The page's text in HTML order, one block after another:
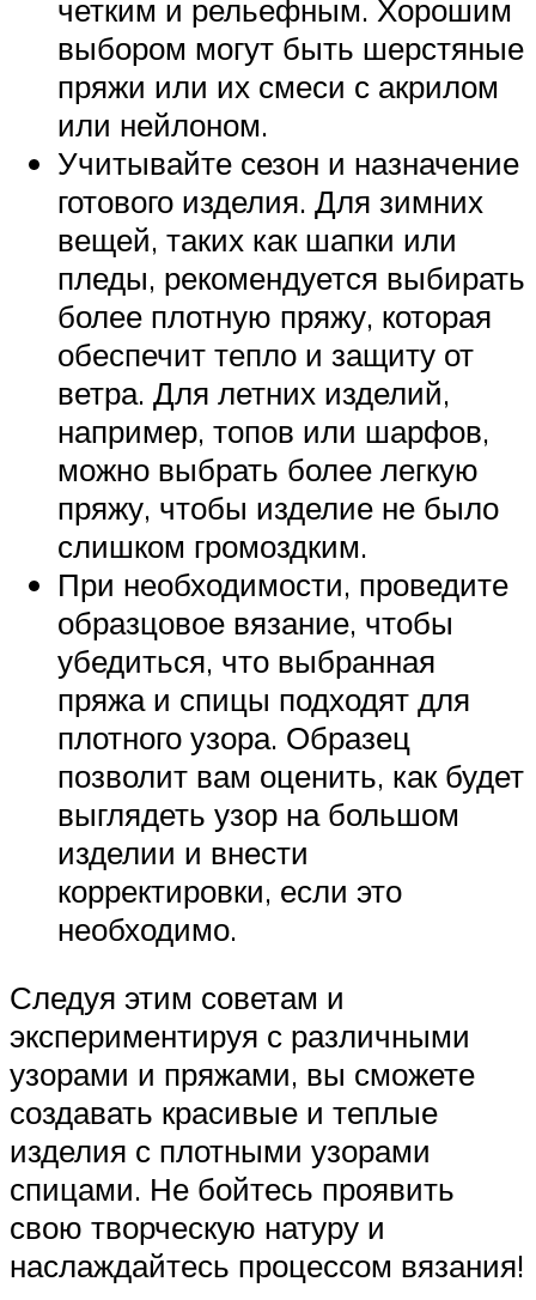
четким и рельефным. Хорошим
выбором могут быть шерстяные
пряжи или их смеси с акрилом
или нейлоном.
Учитывайте сезон и назначение
готового изделия. Для зимних
вещей, таких как шапки или
пледы, рекомендуется выбирать
более плотную пряжу, которая
обеспечит тепло и защиту от
ветра. Для летних изделий,
например, топов или шарфов,
можно выбрать более легкую
пряжу, чтобы изделие не было
слишком громоздким.
При необходимости, проведите
образцовое вязание, чтобы
убедиться, что выбранная
пряжа и спицы подходят для
плотного узора. Образец
позволит вам оценить, как будет
выглядеть узор на большом
изделии и внести
корректировки, если это
необходимо.
Следуя этим советам и
экспериментируя с различными
узорами и пряжами, вы сможете
создавать красивые и теплые
изделия с плотными узорами
спицами. Не бойтесь проявить
свою творческую натуру и
наслаждайтесь процессом вязания!